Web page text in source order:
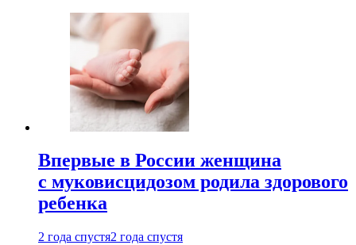
Впервые в России женщина
с муковисцидозом родила здорового
ребенка
2 года спустя2 года спустя